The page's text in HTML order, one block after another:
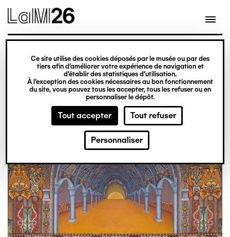
Gestion des cookies
Ce site utilise des cookies déposés par le musée ou par des
tiers afin d’améliorer votre expérience de navigation et
d’établir des statistiques d’utilisation.
À l’exception des cookies nécessaires au bon fonctionnement
du site, vous pouvez tous les accepter, tous les refuser ou en
personnaliser le dépôt.
Tout accepter Tout refuser
Personnaliser
Aller
au
contenu
principal
exposition
Du 20 février 2026
au 31 décembre 2027
Obsession
Billetterie